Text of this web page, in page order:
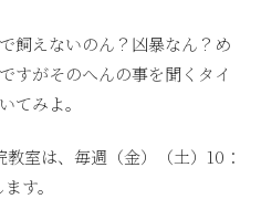
飼えないのん？凶暴なん？め
すがそのへんの事を聞くタイ
てみよ。
室は、毎週（金）（土）10：
す。